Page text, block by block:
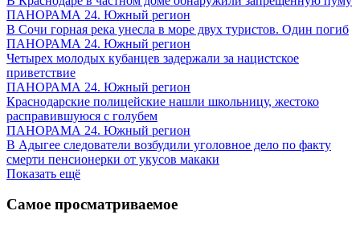
ПАНОРАМА 24. Южный регион
В Сочи горная река унесла в море двух туристов. Один погиб
ПАНОРАМА 24. Южный регион
Четырех молодых кубанцев задержали за нацистское
приветствие
ПАНОРАМА 24. Южный регион
Краснодарские полицейские нашли школьницу, жестоко
расправившуюся с голубем
ПАНОРАМА 24. Южный регион
В Адыгее следователи возбудили уголовное дело по факту
смерти пенсионерки от укусов макаки
Показать ещё
Самое просматриваемое